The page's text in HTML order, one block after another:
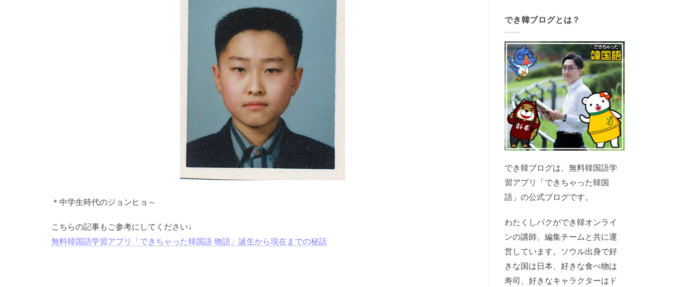
＊中学生時代のジョンヒョ～
こちらの記事もご参考にしてください↓
無料韓国語学習アプリ「できちゃった韓国語 物語」誕生から現在までの秘話
でき韓ブログとは？
でき韓ブログは、無料韓国語学
習アプリ「できちゃった韓国
語」の公式ブログです。
わたくしパクができ韓オンライ
ンの講師、編集チームと共に運
営しています。ソウル出身で好
きな国は日本、好きな食べ物は
寿司、好きなキャラクターはド